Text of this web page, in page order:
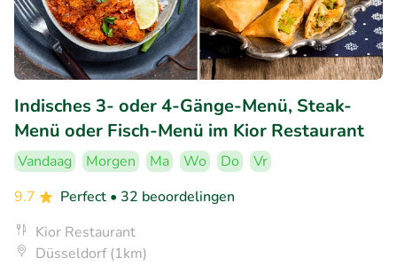
Indisches 3- oder 4-Gänge-Menü, Steak-
Menü oder Fisch-Menü im Kior Restaurant
Vandaag Morgen Ma Wo Do
Vr
9.7
Perfect • 32 beoordelingen
Kior Restaurant
Düsseldorf (1km)